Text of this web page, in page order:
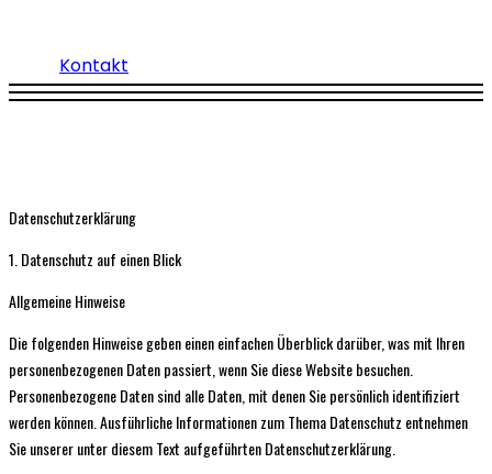
Kontakt
Datenschutz­erklärung
1. Datenschutz auf einen Blick
Allgemeine Hinweise
Die folgenden Hinweise geben einen einfachen Überblick darüber, was mit Ihren
personenbezogenen Daten passiert, wenn Sie diese Website besuchen.
Personenbezogene Daten sind alle Daten, mit denen Sie persönlich identifiziert
werden können. Ausführliche Informationen zum Thema Datenschutz entnehmen
Sie unserer unter diesem Text aufgeführten Datenschutzerklärung.